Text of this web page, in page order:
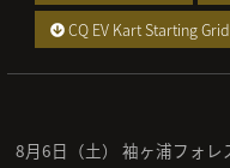
CQ EV Kart Starting Grid
8月6日（土） 袖ヶ浦フォレ